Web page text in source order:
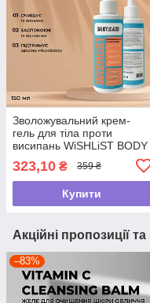
Зволожувальний крем-
гель для тіла проти
висипань WiSHLiST BODY
323,10 ₴ 359 ₴
Купити
Акційні пропозиції
–83%